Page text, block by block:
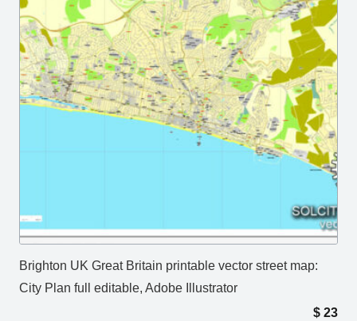
Brighton UK Great Britain printable vector street map:
City Plan full editable, Adobe Illustrator
$ 23